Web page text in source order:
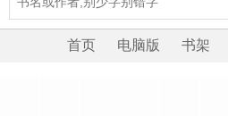
首页 电脑版 书架